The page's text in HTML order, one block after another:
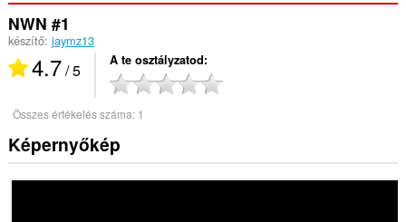
NWN #1
készítő: jaymz13
4.7/ 5 A te osztályzatod
Összes értékelés száma: 1
Képernyőkép